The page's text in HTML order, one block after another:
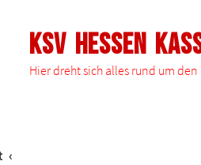
KSV Hessen
Hier dreht sich alles rund um den